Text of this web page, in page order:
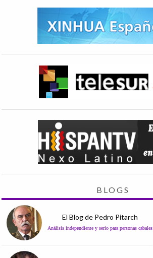
BLOGS
El Blog de Pedro Pitarch
Análisis independiente y serio para personas cabales